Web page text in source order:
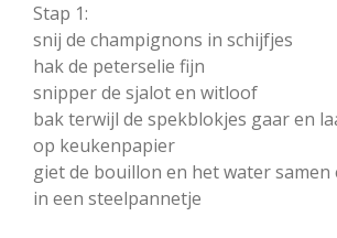
Stap 1:
snij de champignons in schijfjes
hak de peterselie fijn
snipper de sjalot en witloof
bak terwijl de spekblokjes gaar en
op keukenpapier
giet de bouillon en het water samen
in een steelpannetje